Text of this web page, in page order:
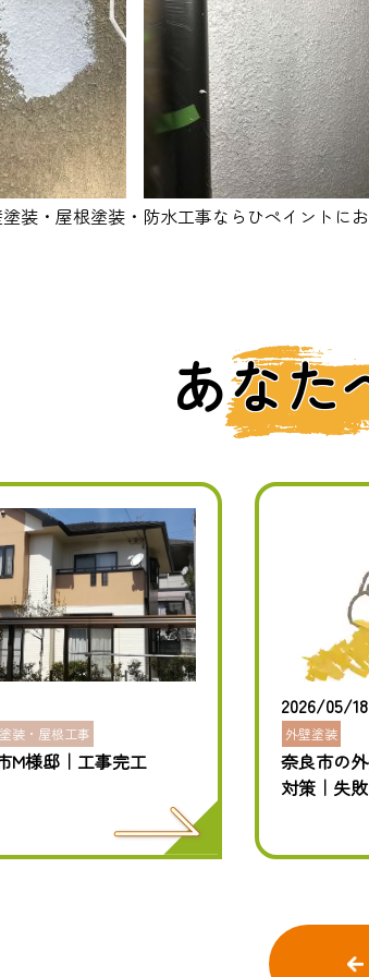
装・屋根塗装・防水工事ならひペイントにお
あなた
装・屋根工事
M様邸｜工事完工
2026/05/18
外壁塗装
奈良市の
対策｜失